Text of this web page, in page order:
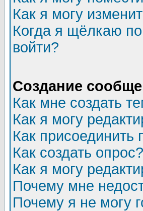
Как я могу
Когда я щёлкаю
войти?
Создание
Как мне создать
Как я могу
Как
Как создать опрос?
Как я могу
Почему мне
Почему я не могу